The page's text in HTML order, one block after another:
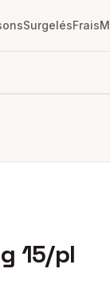
SurgelésFrais
15/pl